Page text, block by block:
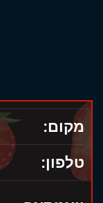
מקום:
טלפון: